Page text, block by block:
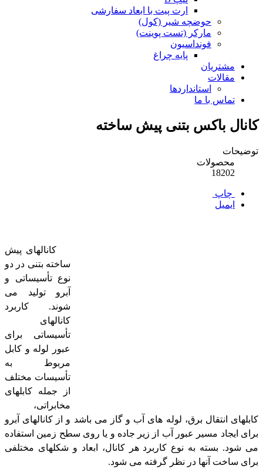
ارت پیت با ابعاد سفارشی
حوضچه شیر (کول)
مارکر (تست پوینت)
فونداسیون
پایه چراغ
مشتریان
مقالات
استانداردها
تماس با ما
کانال باکس بتنی پیش ساخته
توضیحات
محصولات
18202
چاپ
ایمیل
کانالهای پیش
ساخته بتنی در دو
نوع تأسیساتی و
آبرو تولید می
شوند. کاربرد
کانالهای
تأسیساتی برای
عبور لوله و کابل
مربوط به
تأسیسات مختلف
از جمله کابلهای
مخابراتی،
کابلهای انتقال برق، لوله های آب و گاز می باشد و از کانالهای آبرو
برای ایجاد مسیر عبور آب از زیر جاده و یا روی سطح زمین استفاده
می شود. بسته به نوع کاربرد هر کانال، ابعاد و شکلهای مختلفی
برای ساخت آنها در نظر گرفته می شود.